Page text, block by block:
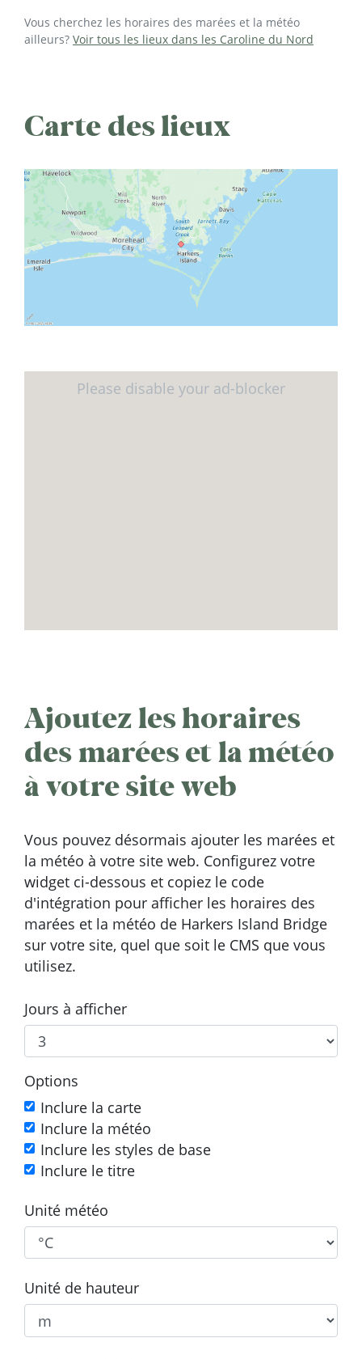
Vous cherchez les horaires des marées et la météo
ailleurs? Voir tous les lieux dans les Caroline du Nord
Carte des lieux
Ajoutez les horaires
des marées et la météo
à votre site web
Vous pouvez désormais ajouter les marées et
la météo à votre site web. Configurez votre
widget ci-dessous et copiez le code
d'intégration pour afficher les horaires des
marées et la météo de Harkers Island Bridge
sur votre site, quel que soit le CMS que vous
utilisez.
Jours à afficher
Options
Inclure la carte
Inclure la météo
Inclure les styles de base
Inclure le titre
Unité météo
Unité de hauteur